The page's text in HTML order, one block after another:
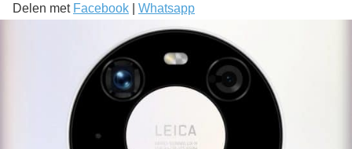
Delen met Facebook Whatsapp